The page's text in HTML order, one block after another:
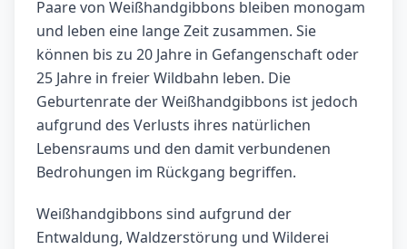
Paare von Weißhandgibbons bleiben monogam
und leben eine lange Zeit zusammen. Sie
können bis zu 20 Jahre in Gefangenschaft oder
25 Jahre in freier Wildbahn leben. Die
Geburtenrate der Weißhandgibbons ist jedoch
aufgrund des Verlusts ihres natürlichen
Lebensraums und den damit verbundenen
Bedrohungen im Rückgang begriffen.
Weißhandgibbons sind aufgrund der
Entwaldung, Waldzerstörung und Wilderei